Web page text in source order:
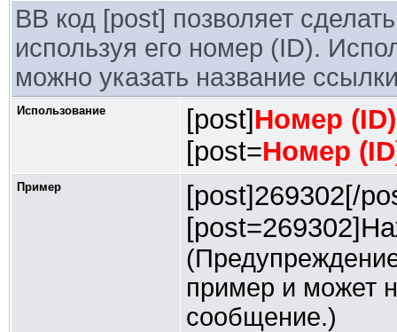
BB код [post] позволяет
используя его номер (ID).
можно указать название
Использование [post] Номер
[post=Номер
Пример
[post]269302[/
пример и может
сообщение.)